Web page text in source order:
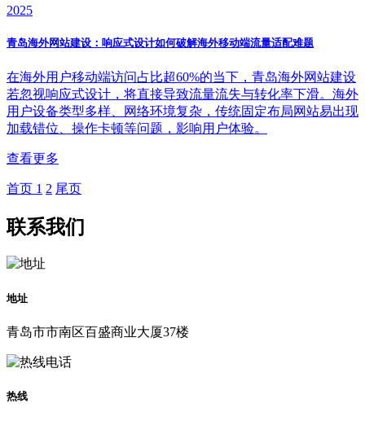
2025
青岛海外网站建设：响应式设计如何破解海外移动端流量适配难题
在海外用户移动端访问占比超60%的当下，青岛海外网站建设
若忽视响应式设计，将直接导致流量流失与转化率下滑。海外
用户设备类型多样、网络环境复杂，传统固定布局网站易出现
加载错位、操作卡顿等问题，影响用户体验。
查看更多
首页 1 2 尾页
联系我们
地址
青岛市市南区百盛商业大厦37楼
热线